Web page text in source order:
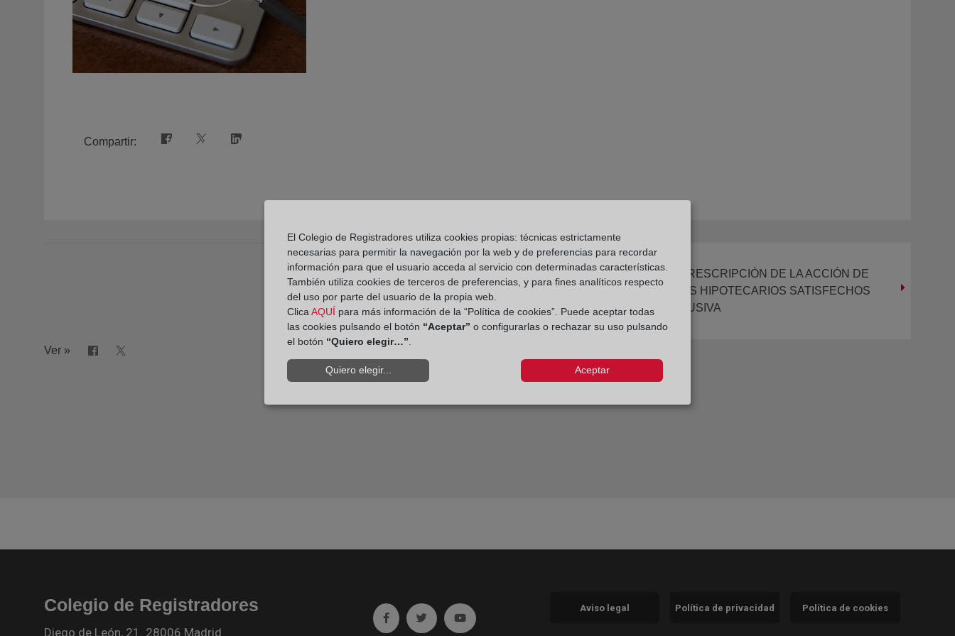
Compartir:
PARTE II. DIES A QUO DE LA PRESCRIPCIÓN DE LA ACCIÓN DE
RESTITUCIÓN DE LOS GASTOS HIPOTECARIOS SATISFECHOS
EN VIRTUD DE CLÁUSULA ABUSIVA
Ver »
Colegio de Registradores
Diego de León, 21. 28006 Madrid
Ir a facebook (abre en ventana nueva)
Ir a twitter (abre en ventana nueva)
Ir a YouTube (abre en ventana nueva)
Aviso legal Política de privacidad Política de cookies
El Colegio de Registradores utiliza cookies propias: técnicas estrictamente
necesarias para permitir la navegación por la web y de preferencias para recordar
información para que el usuario acceda al servicio con determinadas características.
También utiliza cookies de terceros de preferencias, y para fines analíticos respecto
del uso por parte del usuario de la propia web.
Clica AQUÍ para más información de la “Política de cookies”. Puede aceptar todas
las cookies pulsando el botón “Aceptar” o configurarlas o rechazar su uso pulsando
el botón “Quiero elegir…”
Quiero elegir... Aceptar